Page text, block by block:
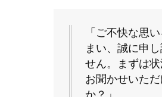
「ご不快な思
まい、誠に申
せん。まずは状
お聞かせいた
か？」